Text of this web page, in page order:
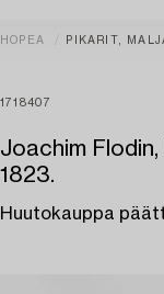
HOPEA PIKARIT,
1718407
Joachim
1823.
Huutokauppa